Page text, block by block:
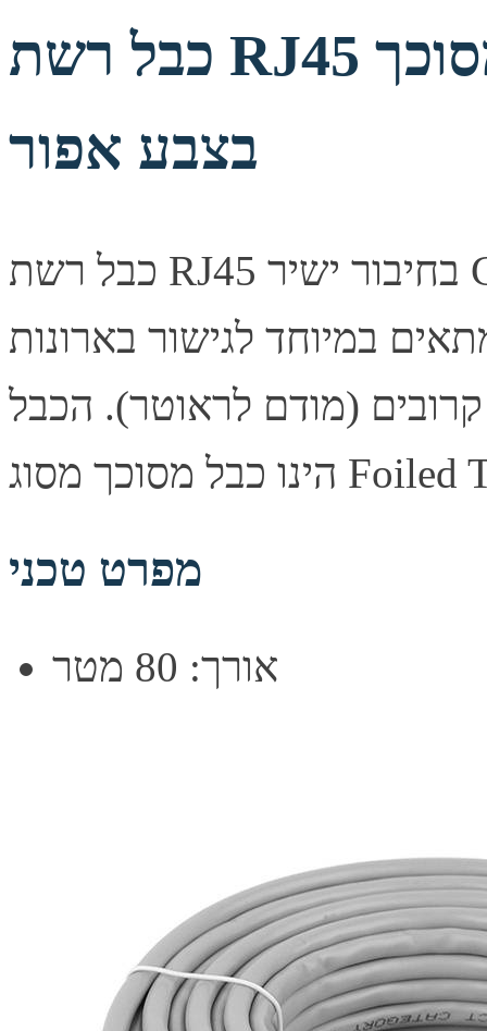
כבל רשת RJ45 מסוכך CAT6 באורך 80 מטר
בצבע אפור
כבל רשת RJ45 בחיבור ישיר CAT6 המכונה גם "מגשר" או "כבל
באורך 80 מטר ומתאים במיוחד לגישור בארונות
בין 2 מוצרים קרובים (מודם לראוטר). הכבל
מפרט טכני
אורך: 80 מטר